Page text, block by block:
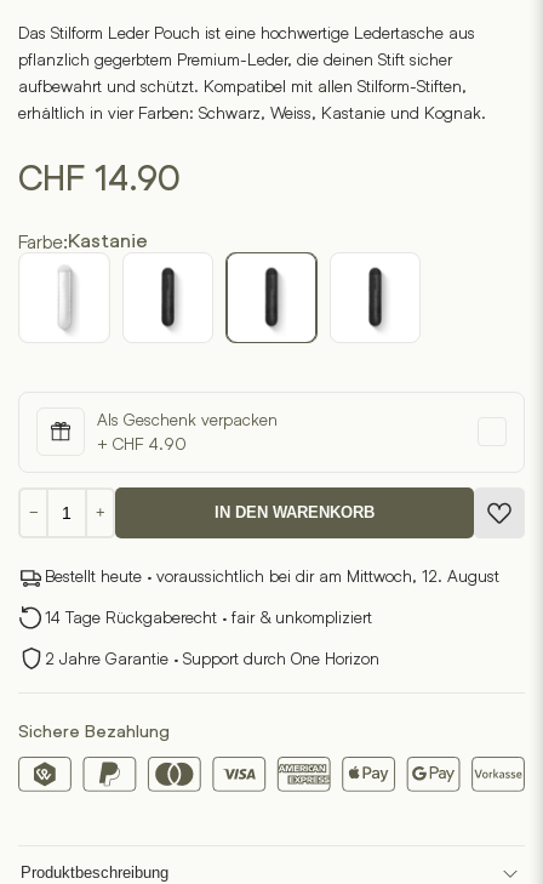
of
5
based
customer
Das Stilform Leder Pouch ist eine hochwertige Ledertasche aus
pflanzlich gegerbtem Premium-Leder, die deinen Stift sicher
aufbewahrt und schützt. Kompatibel mit allen Stilform-Stiften,
erhältlich in vier Farben: Schwarz, Weiss, Kastanie und Kognak.
CHF 14.90
Farbe:Kastanie
Als Geschenk verpacken
+ CHF 4.90
−
Pouch
+ IN DEN WARENKORB
Bestellt heute · voraussichtlich bei dir am Mittwoch, 12. August
14 Tage Rückgaberecht · fair & unkompliziert
2 Jahre Garantie · Support durch One Horizon
Sichere Bezahlung
Produktbeschreibung